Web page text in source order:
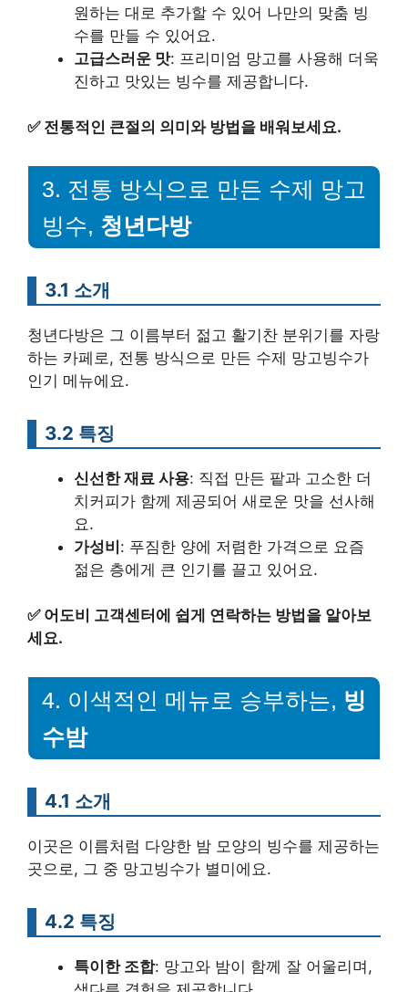
원하는 대로 추가할 수 있어 나만의 맞춤 빙
수를 만들 수 있어요.
고급스러운 맛: 프리미엄 망고를 사용해 더욱
진하고 맛있는 빙수를 제공합니다.
✅ 전통적인 큰절의 의미와 방법을 배워보세요.
3. 전통 방식으로 만든 수제 망고
빙수, 청년다방
3.1 소개
청년다방은 그 이름부터 젊고 활기찬 분위기를 자랑
하는 카페로, 전통 방식으로 만든 수제 망고빙수가
인기 메뉴에요.
3.2 특징
신선한 재료 사용: 직접 만든 팥과 고소한 더
치커피가 함께 제공되어 새로운 맛을 선사해
요.
가성비: 푸짐한 양에 저렴한 가격으로 요즘
젊은 층에게 큰 인기를 끌고 있어요.
✅ 어도비 고객센터에 쉽게 연락하는 방법을 알아보
세요.
4. 이색적인 메뉴로 승부하는, 빙
수밤
4.1 소개
이곳은 이름처럼 다양한 밤 모양의 빙수를 제공하는
곳으로, 그 중 망고빙수가 별미에요.
4.2 특징
특이한 조합: 망고와 밤이 함께 잘 어울리며,